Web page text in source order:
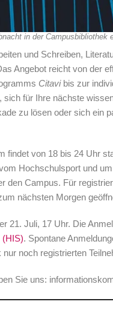
in der Campusbibliothek
und Schreiben,
Angebot reicht von der
Citavibis zur
sich für Ihre nächste
zu lösen oder sich ein
findet von 18 bis 24 Uhr
Hochschulsport und
den Campus. Für
nächsten Morgen
21. Juli, 17 Uhr. Die
(HIS). Spontane
noch registrierten
Sie uns: